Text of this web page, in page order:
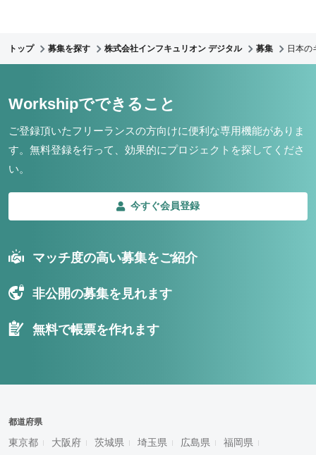
トップ 募集を探す 株式会社インフキュリオン デジタル 募集 日本の
Workshipでできること
ご登録頂いたフリーランスの方向けに便利な専用機能がありま
す。 無料登録を行って、効果的にプロジェクトを探してくださ
い。
今すぐ会員登録
マッチ度の高い募集をご紹介
非公開の募集を見れます
無料で帳票を作れます
都道府県
東京都 大阪府 茨城県 埼玉県 広島県 福岡県